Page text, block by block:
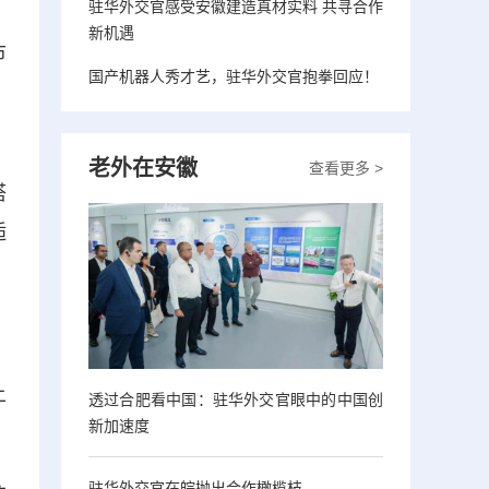
驻华外交官感受安徽建造真材实料 共寻合作
新机遇
国产机器人秀才艺，驻华外交官抱拳回应！
查看更多 >
老外在安徽
透过合肥看中国：驻华外交官眼中的中国创
新加速度